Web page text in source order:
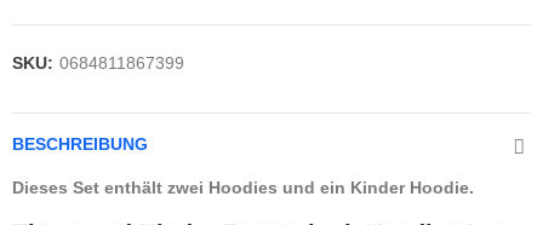
SKU: 0684811867399
BESCHREIBUNG
Dieses Set enthält zwei Hoodies und ein Kinder Hoodie.